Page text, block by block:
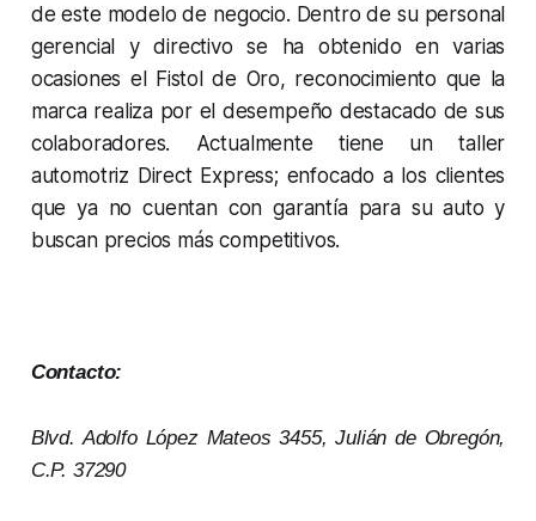
de este modelo de negocio. Dentro de su personal
gerencial y directivo se ha obtenido en varias
ocasiones el Fistol de Oro, reconocimiento que la
marca realiza por el desempeño destacado de sus
colaboradores. Actualmente tiene un taller
automotriz Direct Express; enfocado a los clientes
que ya no cuentan con garantía para su auto y
buscan precios más competitivos.
Contacto:
Blvd. Adolfo López Mateos 3455, Julián de Obregón,
C.P. 37290